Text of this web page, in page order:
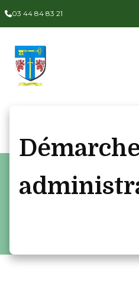
03 44 84 83 21
Panneau de gestion des